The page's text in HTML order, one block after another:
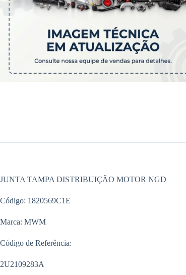
JUNTA TAMPA DISTRIBUIÇÃO MOTOR NGD
Código: 1820569C1E
Marca: MWM
Código de Referência:
2U2109283A